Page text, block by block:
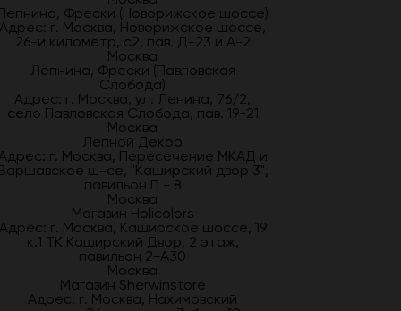
Фрески (Новорижское шоссе)
Адрес: г. Москва, Новорижское шоссе,
26-й километр, с2, пав. Д-23 и А-2
Москва
Лепнина, Фрески (Павловская
Слобода)
Адрес: г. Москва, ул. Ленина, 76/2,
село Павловская Слобода, пав. 19-21
Москва
Лепной Декор
г. Москва, Пересечение МКАД и
ш-се, "Каширский двор 3",
павильон П - 8
Москва
Магазин Holicolors
г. Москва, Каширское шоссе, 19
к.1 ТК Каширский Двор, 2 этаж,
павильон 2-А30
Москва
Магазин Sherwinstore
Адрес: г. Москва, Нахимовский